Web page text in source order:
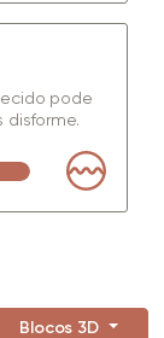
pode
disforme.
Blocos 3D